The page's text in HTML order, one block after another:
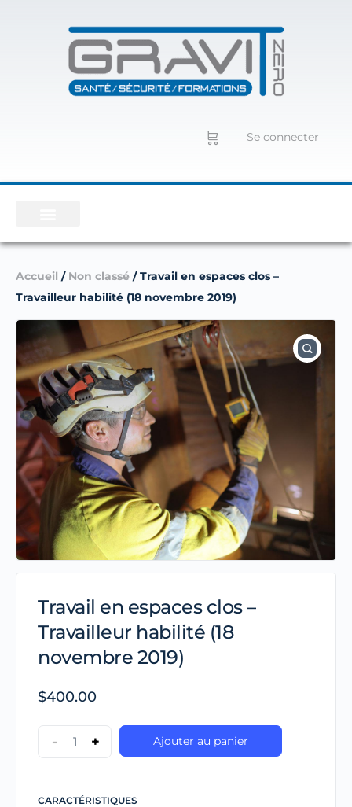
Se connecter
Accueil / Non classé / Travail en espaces clos –
Travailleur habilité (18 novembre 2019)
Travail en espaces clos –
Travailleur habilité (18
novembre 2019)
$400.00
- + Ajouter au panier
CARACTÉRISTIQUES